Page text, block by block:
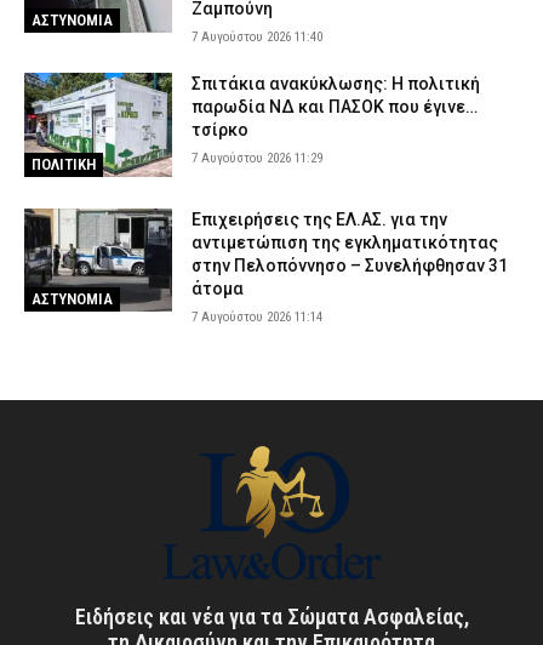
ΑΣΤΥΝΟΜΙΑ
Ζαμπούνη
7 Αυγούστου 2026 11:40
ΠΟΛΙΤΙΚΗ
Σπιτάκια ανακύκλωσης: Η πολιτική
παρωδία ΝΔ και ΠΑΣΟΚ που έγινε…
τσίρκο
7 Αυγούστου 2026 11:29
ΑΣΤΥΝΟΜΙΑ
Επιχειρήσεις της ΕΛ.ΑΣ. για την
αντιμετώπιση της εγκληματικότητας
στην Πελοπόννησο – Συνελήφθησαν 31
άτομα
7 Αυγούστου 2026 11:14
Ειδήσεις και νέα για τα Σώματα Ασφαλείας,